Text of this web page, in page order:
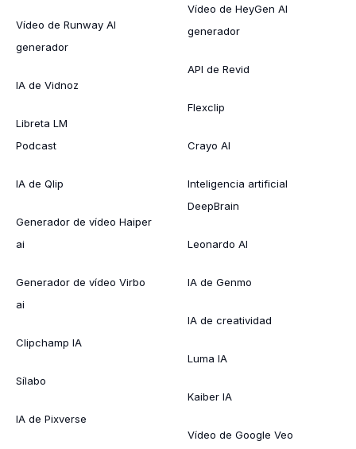
Vídeo de Runway AI
generador
IA de Vidnoz
Libreta LM
Podcast
IA de Qlip
Generador de vídeo Haiper
ai
Generador de vídeo Virbo
ai
Clipchamp IA
Sílabo
IA de Pixverse
Vídeo de HeyGen AI
generador
API de Revid
Flexclip
Crayo AI
Inteligencia artificial
DeepBrain
Leonardo AI
IA de Genmo
IA de creatividad
Luma IA
Kaiber IA
Vídeo de Google Veo